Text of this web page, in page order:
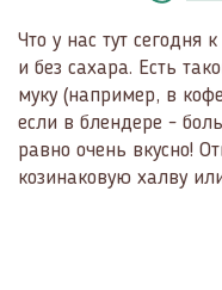
Что у нас тут
и без сахара. Есть
муку (например, в
если в блендере -
равно очень вкусно!
козинаковую халву